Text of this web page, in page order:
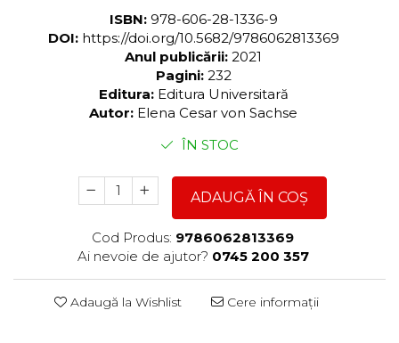
ISBN: 978-606-28-1336-9
DOI: https://doi.org/10.5682/9786062813369
Anul publicării: 2021
Pagini: 232
Editura: Editura Universitară
Autor: Elena Cesar von Sachse
ÎN STOC
ADAUGĂ ÎN COȘ
Cod Produs: 9786062813369
Ai nevoie de ajutor? 0745 200 357
Adaugă la Wishlist Cere informații